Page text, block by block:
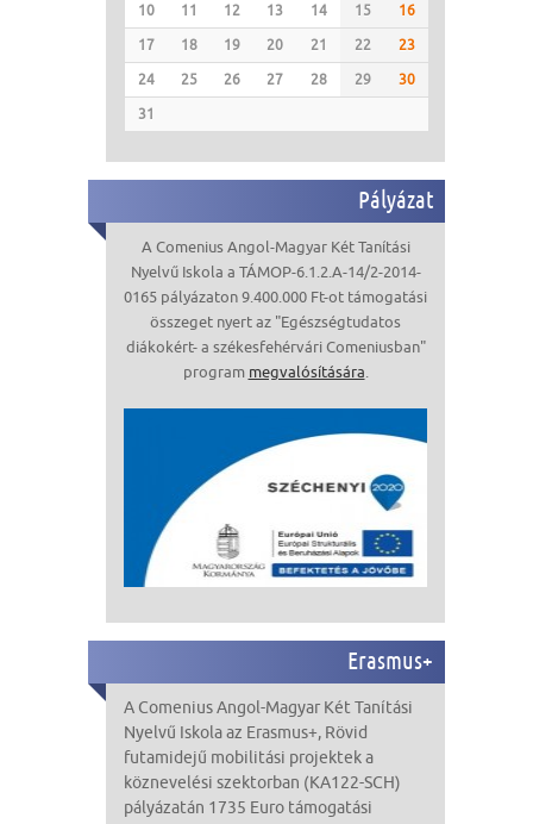
10
11 12 13 14 15
16
17
18 19 20 21 22
23
24
25 26 27 28 29
30
31
Pályázat
A Comenius Angol-Magyar Két Tanítási
Nyelvű Iskola a TÁMOP-6.1.2.A-14/2-2014-
0165 pályázaton 9.400.000 Ft-ot támogatási
összeget nyert az "Egészségtudatos
diákokért- a székesfehérvári Comeniusban"
program megvalósítására.
Erasmus+
A Comenius Angol-Magyar Két Tanítási
Nyelvű Iskolaaz Erasmus+, Rövid
futamidejű mobilitási projektek a
köznevelési szektorban (KA122-SCH)
pályázatán 1735 Euro támogatási